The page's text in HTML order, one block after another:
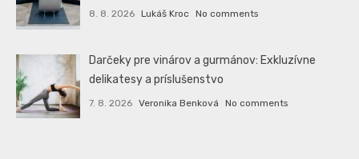
8. 8. 2026 Lukáš Kroc No comments
Darčeky pre vinárov a gurmánov: Exkluzívne
delikatesy a príslušenstvo
7. 8. 2026 Veronika Benková No comments